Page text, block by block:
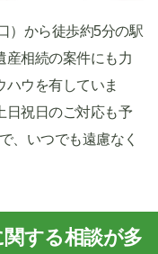
）から徒歩約5分の駅
産相続の案件にも力
ハウを有していま
日祝日のご対応も予
、いつでも遠慮なく
する相談が多